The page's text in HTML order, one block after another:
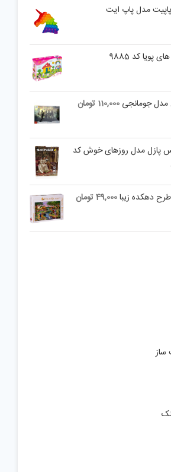
مدل پاپ ایت
کد 9885
مدل جومانجی 110,000 تومان
اسلايس پازل مدل روزهای خوش کد
49,000تومان